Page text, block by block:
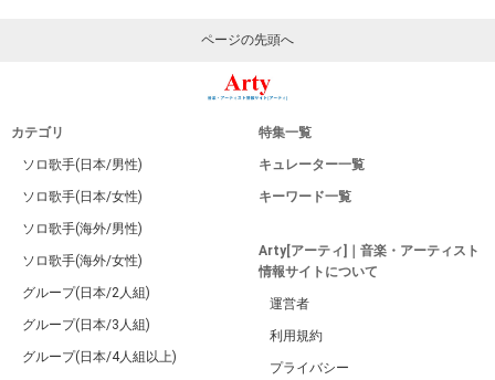
ページの先頭へ
カテゴリ
ソロ歌手(日本/男性)
ソロ歌手(日本/女性)
ソロ歌手(海外/男性)
ソロ歌手(海外/女性)
グループ(日本/2人組)
グループ(日本/3人組)
グループ(日本/4人組以上)
特集一覧
キュレーター一覧
キーワード一覧
Arty[アーティ]｜音楽・アーティスト
情報サイトについて
運営者
利用規約
プライバシー